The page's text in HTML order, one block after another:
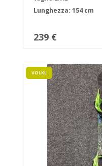
Lunghezza: 154 cm
239 €
VOLKL